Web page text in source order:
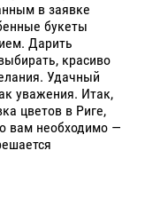
в заявке
букеты
Дарить
красиво
Удачный
уважения. Итак,
цветов в Риге,
вам необходимо —